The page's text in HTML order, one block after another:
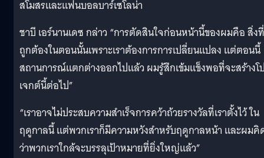
สโมสรและแฟนบอลบาร์เซโลน่า
ชาบี เอร์นานเดซ กล่าว “การตัดสินใจก่อนหน้านี้ของผมคือ สิ่งที่
ถูกต้องในตอนนั้นเพราะเราต้องการการเปลี่ยนแปลง แต่ตอนนี้
สถานการณ์แตกต่างออกไปแล้ว ผมรู้สึกเข้มแข็งพอที่จะสร้างโ
เจกต์นี้ต่อไป”
“เราอาจไม่ประสบความสำเร็จการคว้าถ้วยรางวัลที่เราตั้งไว้ ใน
ฤดูกาลนี้ แต่พวกเราก็มีความหวังสำหรับฤดูกาลหน้า และผมคิ
ว่าพวกเราใกล้จะบรรลุเป้าหมายที่ยิ่งใหญ่แล้ว”